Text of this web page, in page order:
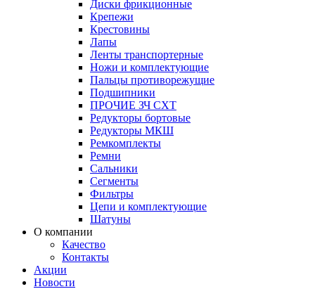
Диски фрикционные
Крепежи
Крестовины
Лапы
Ленты транспортерные
Ножи и комплектующие
Пальцы противорежущие
Подшипники
ПРОЧИЕ ЗЧ СХТ
Редукторы бортовые
Редукторы МКШ
Ремкомплекты
Ремни
Сальники
Сегменты
Фильтры
Цепи и комплектующие
Шатуны
О компании
Качество
Контакты
Акции
Новости